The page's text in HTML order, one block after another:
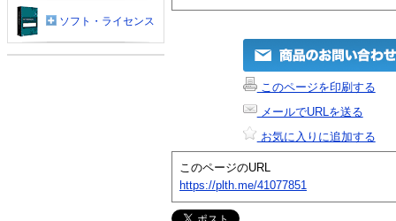
このページを印刷する
メールでURLを送る
お気に入りに追加する
このページのURL
https://plth.me/41077851
ソフト・ライセンス